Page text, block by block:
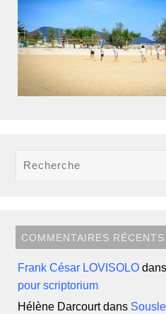
COMMENTAIRES RÉCENTS
Frank César LOVISOLO dans
pour scriptorium
Hélène Darcourtdans